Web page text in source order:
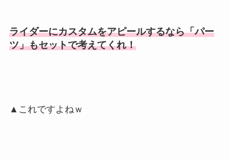
ライダーにカスタムをアピールするなら「パー
ツ」もセットで考えてくれ！
▲これですよねｗ